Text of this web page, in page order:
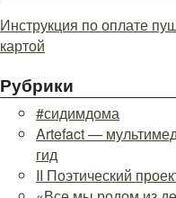
Инструкция по оплате
картой
Рубрики
#сидимдома
Artefact —
гид
II Поэтический